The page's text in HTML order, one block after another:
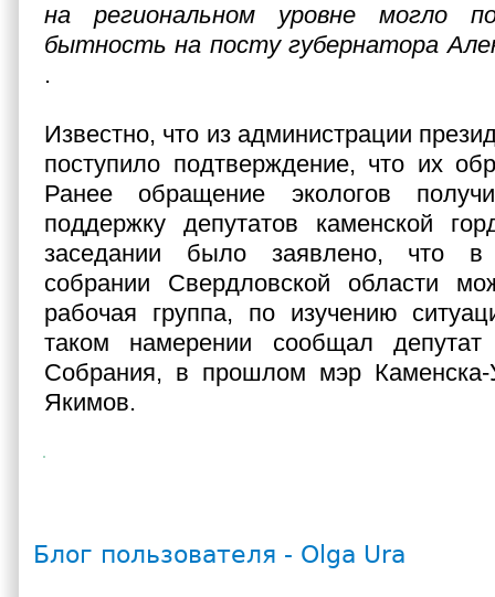
на региональном уровне могло
бытность на посту губернатора
.
Известно, что из администрации
поступило подтверждение, что их
Ранее обращение экологов
поддержку депутатов каменской
заседании было заявлено, что в
собрании Свердловской области
рабочая группа, по изучению
таком намерении сообщал депутат
Собрания, в прошлом мэр Каменска-
Якимов.
Блог пользователя - Olga Ura